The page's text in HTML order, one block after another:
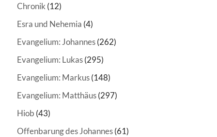
Chronik (12)
Esra und Nehemia (4)
Evangelium: Johannes(262)
Evangelium: Lukas(295)
Evangelium: Markus(148)
Evangelium: Matthäus(297)
Hiob (43)
Offenbarung des Johannes(61)